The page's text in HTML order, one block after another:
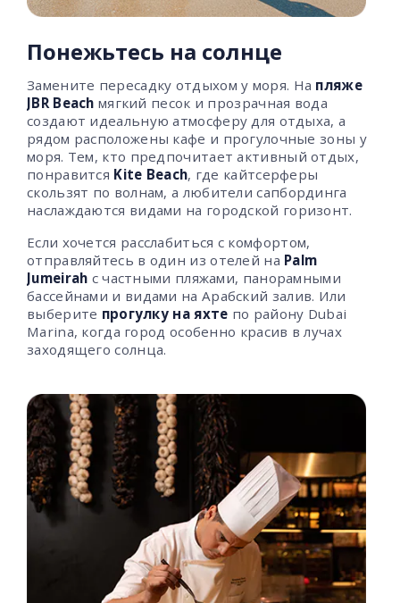
Понежьтесь на солнце
Замените пересадку отдыхом у моря. На пляже
JBR Beach мягкий песок и прозрачная вода
создают идеальную атмосферу для отдыха, а
рядом расположены кафе и прогулочные зоны у
моря. Тем, кто предпочитает активный отдых,
понравится Kite Beach, где кайтсерферы
скользят по волнам, а любители сапбординга
наслаждаются видами на городской горизонт.
Если хочется расслабиться с комфортом,
отправляйтесь в один из отелей на Palm
Jumeirah с частными пляжами, панорамными
бассейнами и видами на Арабский залив. Или
выберите прогулку на яхте по району Dubai
Marina, когда город особенно красив в лучах
заходящего солнца.